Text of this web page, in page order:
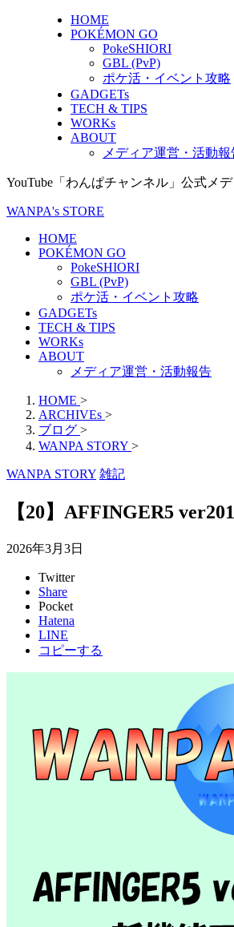
HOME
POKÉMON GO
PokeSHIORI
GBL (PvP)
ポケ活・イベント攻略
GADGETs
TECH & TIPS
WORKs
ABOUT
メディア運営・活動報
YouTube「わんぱチャンネル」公式メ
WANPA's STORE
HOME
POKÉMON GO
PokeSHIORI
GBL (PvP)
ポケ活・イベント攻略
GADGETs
TECH & TIPS
WORKs
ABOUT
メディア運営・活動報告
HOME >
ARCHIVEs >
ブログ >
WANPA STORY >
WANPA STORY 雑記
【20】AFFINGER5
2026年3月3日
Twitter
Share
Pocket
Hatena
LINE
コピーする